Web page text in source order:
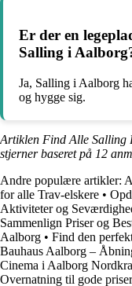
Er der en
Salling i
Ja, Salling i Aalborg
og hygge sig.
Artiklen Find Alle Salling
stjerner baseret på 12
Andre populære artikler:
for alle Trav-elskere •
Aktiviteter og
Sammenlign Priser og
Aalborg • Find den
Bauhaus Aalborg –
Cinema i Aalborg
Overnatning til gode